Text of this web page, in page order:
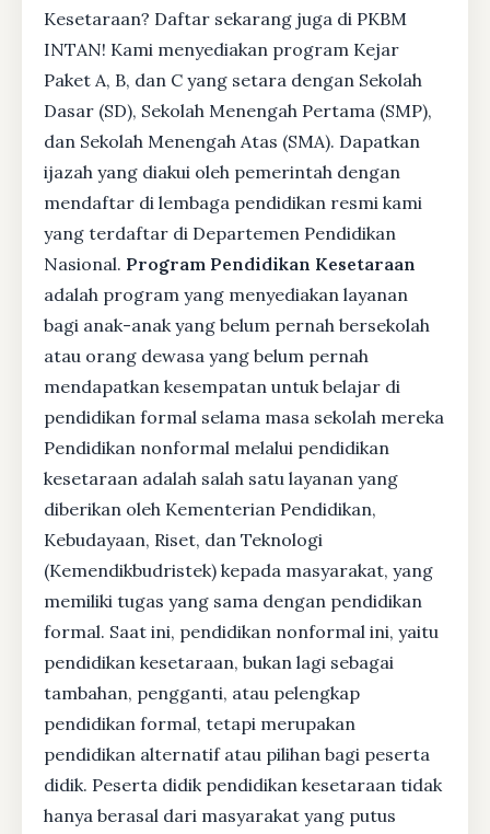
Kesetaraan? Daftar sekarang juga di PKBM
INTAN! Kami menyediakan program Kejar
Paket A, B, dan C yang setara dengan Sekolah
Dasar (SD), Sekolah Menengah Pertama (SMP),
dan Sekolah Menengah Atas (SMA). Dapatkan
ijazah yang diakui oleh pemerintah dengan
mendaftar di lembaga pendidikan resmi kami
yang terdaftar di Departemen Pendidikan
Nasional. Program Pendidikan Kesetaraan
adalah program yang menyediakan layanan
bagi anak-anak yang belum pernah bersekolah
atau orang dewasa yang belum pernah
mendapatkan kesempatan untuk belajar di
pendidikan formal selama masa sekolah mereka
Pendidikan nonformal melalui pendidikan
kesetaraan adalah salah satu layanan yang
diberikan oleh Kementerian Pendidikan,
Kebudayaan, Riset, dan Teknologi
(Kemendikbudristek) kepada masyarakat, yang
memiliki tugas yang sama dengan pendidikan
formal. Saat ini, pendidikan nonformal ini, yaitu
pendidikan kesetaraan, bukan lagi sebagai
tambahan, pengganti, atau pelengkap
pendidikan formal, tetapi merupakan
pendidikan alternatif atau pilihan bagi peserta
didik. Peserta didik pendidikan kesetaraan tidak
hanya berasal dari masyarakat yang putus